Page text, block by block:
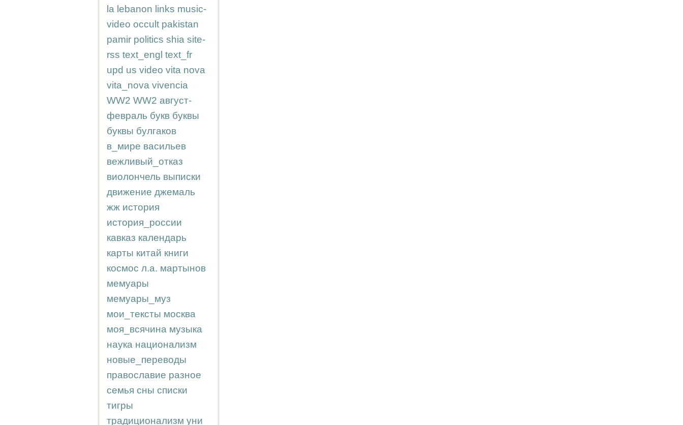
la lebanon links music-
video occult pakistan
pamir politics shia site-
rss text_engl text_fr
upd us video vita nova
vita_nova vivencia
WW2 WW2 август-
февраль букв буквы
буквы булгаков
в_мире васильев
вежливый_отказ
виолончель выписки
движение джемаль
жж история
история_россии
кавказ календарь
карты китай книги
космос л.а. мартынов
мемуары
мемуары_муз
мои_тексты москва
моя_всячина музыка
наука национализм
новые_переводы
православие разное
семья сны списки
тигры
традиционализм уни